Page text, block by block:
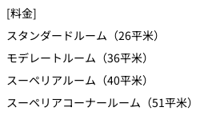
[料金]
スタンダードルーム（26平米）
モデレートルーム（36平米） 2
スーペリアルーム（40平米） 2
スーペリアコーナールーム（51平米